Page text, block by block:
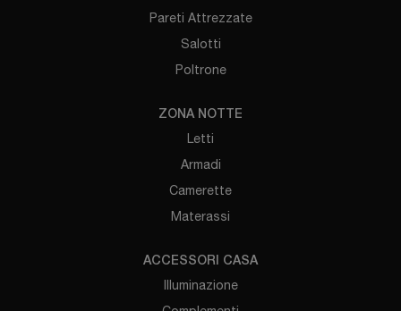
Pareti Attrezzate
Salotti
Poltrone
ZONA NOTTE
Letti
Armadi
Camerette
Materassi
ACCESSORI CASA
Illuminazione